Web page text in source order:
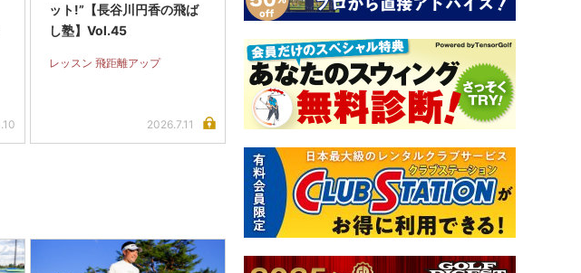
ット!”【長谷川円香の飛ば
し塾】Vol.45
レッスン 飛距離アップ
2026.7.11